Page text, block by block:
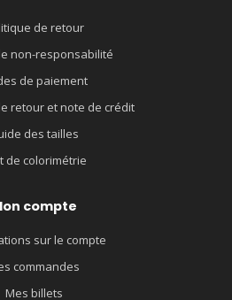
de retour
non-responsabilité
de paiement
retour et note de crédit
des tailles
de colorimétrie
compte
sur le compte
commandes
Mes billets